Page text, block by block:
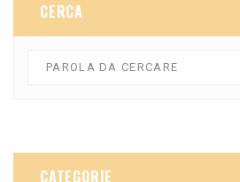
CERCA
CATEGORIE